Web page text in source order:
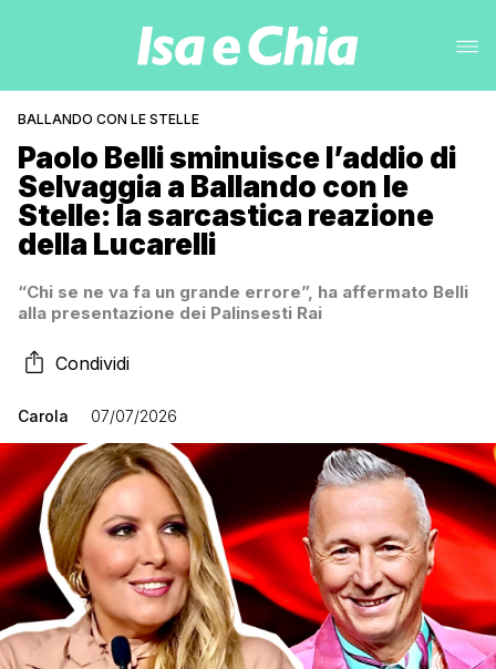
BALLANDO CON LE STELLE
Paolo Belli sminuisce l’addio di
Selvaggia a Ballando con le
Stelle: la sarcastica reazione
della Lucarelli
“Chi se ne va fa un grande errore”, ha affermato Belli
alla presentazione dei Palinsesti Rai
Condividi
Carola 07/07/2026